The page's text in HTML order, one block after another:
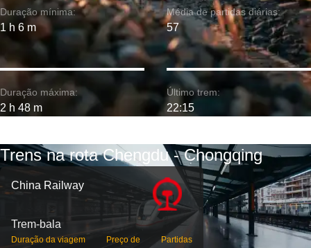
Duração mínima:
1 h 6 m
Duração máxima:
2 h 48 m
Média de partidas diárias:
57
Último trem:
22:15
Trens na rota Chengdu - Chongqing
China Railway
Trem-bala
Duração da viagem Preço de Partidas